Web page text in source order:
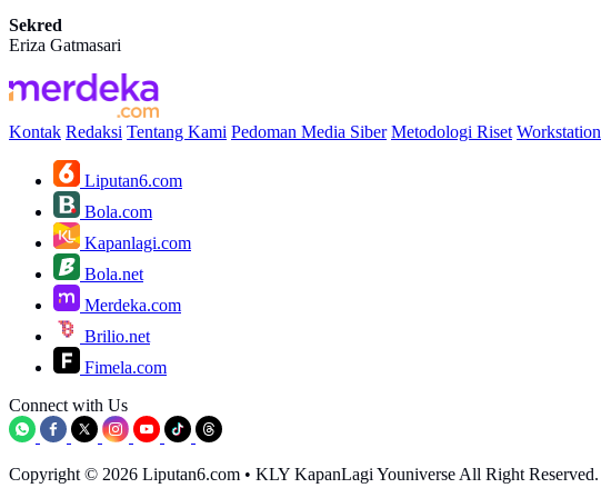
Sekred
Eriza Gatmasari
Kontak Redaksi Tentang Kami Pedoman Media Siber Metodologi Riset Workstation
Liputan6.com
Bola.com
Kapanlagi.com
Bola.net
Merdeka.com
Brilio.net
Fimela.com
Connect with Us
Copyright © 2026 Liputan6.com • KLY KapanLagi Youniverse All Right Reserved.